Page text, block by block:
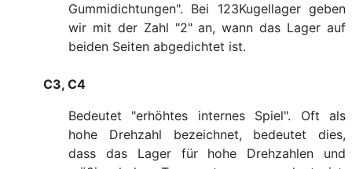
Gummidichtungen". Bei 123Kugellager geben
wir mit der Zahl "2" an, wann das Lager auf
beiden Seiten abgedichtet ist.
C3, C4
Bedeutet "erhöhtes internes Spiel". Oft als
hohe Drehzahl bezeichnet, bedeutet dies,
dass das Lager für hohe Drehzahlen und